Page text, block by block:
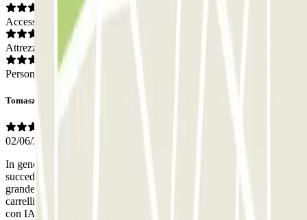
Accesso
Attrezzatura
Personale
Tomasz
02/06/2026
In generale, un parcheggio raccomandabile. Volevamo che non
succedesse nulla all'auto per qualche giorno e così è stato. Un
grande svantaggio la mancanza di ascensori, scale mobili ecc. Con i
carrelli, i bagagli, bisogna faticare parecchio per le scale.
con IA